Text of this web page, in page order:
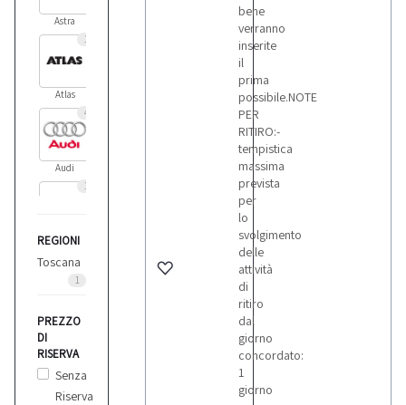
Astra
1
Atlas
4
Audi
1
Balma
Benati
REGIONI
Toscana
1
PREZZO
DI
RISERVA
Senza
Riserva
bene
verranno
inserite
il
prima
possibile.NOTE
PER
RITIRO:-
tempistica
massima
prevista
per
lo
svolgimento
delle
attività
di
ritiro
dal
giorno
concordato:
1
giorno